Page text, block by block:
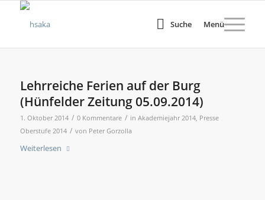
Suche Menü
Lehrreiche Ferien auf der Burg
(Hünfelder Zeitung 05.09.2014)
1. Oktober 2014 / 0 Kommentare / in Akademiejahr 2014, Presse
Oberstufe 2014 / von Peter Gorzolla
Weiterlesen